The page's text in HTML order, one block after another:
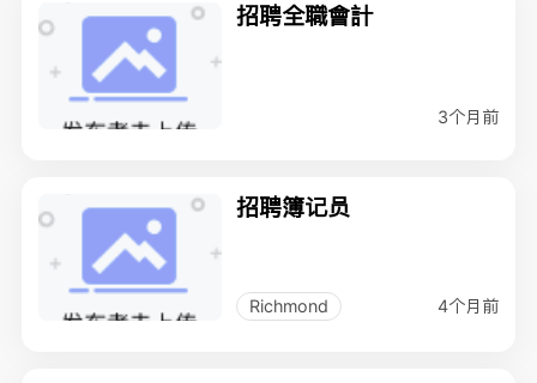
招聘全職會計
3个月前
招聘簿记员
Richmond 4个月前